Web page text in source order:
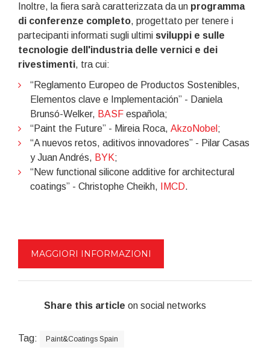
Inoltre, la fiera sarà caratterizzata da un programma
di conferenze completo, progettato per tenere i
partecipanti informati sugli ultimi sviluppi e sulle
tecnologie dell'industria delle vernici e dei
rivestimenti, tra cui:
“Reglamento Europeo de Productos Sostenibles,
Elementos clave e Implementación” - Daniela
Brunsó-Welker, BASF española;
“Paint the Future” - Mireia Roca, AkzoNobel ;
“A nuevos retos, aditivos innovadores” - Pilar Casas
y Juan Andrés, BYK;
“New functional silicone additive for architectural
coatings” - Christophe Cheikh,
IMCD.
MAGGIORI INFORMAZIONI
Share this article on social networks
Tag: Paint&Coatings Spain